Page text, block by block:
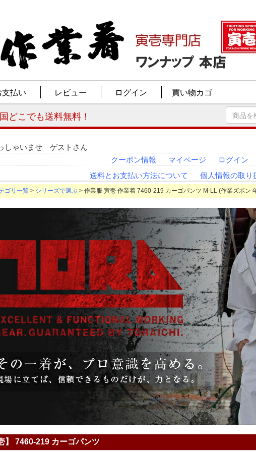
しゃいませ ゲストさん
クーポン情報
マイページ ログイン
送料とお支払い方法について
個人情報の取り
ゴリ一覧 > シリーズで選ぶ > 作業服 寅壱 作業着 7460-219 カーゴパンツ M-LL (作業ズボン
】 7460-219 カーゴパンツ